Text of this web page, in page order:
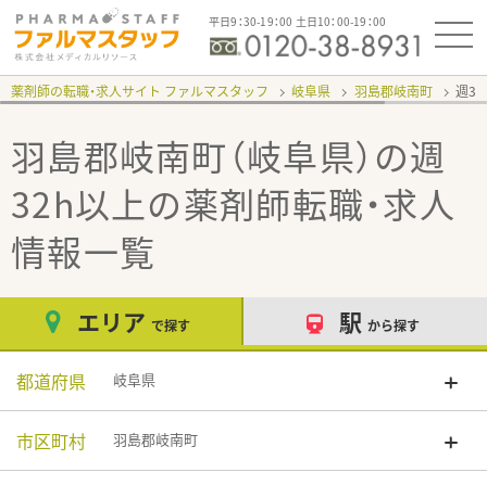
平日9：30-19：00 土日10：00-19：00
薬剤師の転職・求人サイト ファルマスタッフ 岐阜県 羽島郡岐南町 週
羽島郡岐南町（岐阜県）の週
32h以上の薬剤師転職・求人
情報一覧
エリア で探す 駅 から探す
都道府県 岐阜県
市区町村 羽島郡岐南町